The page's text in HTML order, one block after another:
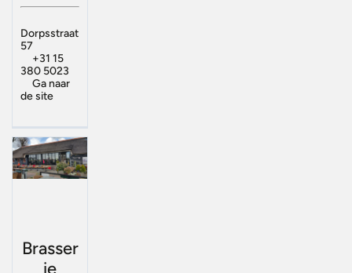
Dorpsstraat
57
+31 15
380 5023
Ga naar
de site
Brasser
ie